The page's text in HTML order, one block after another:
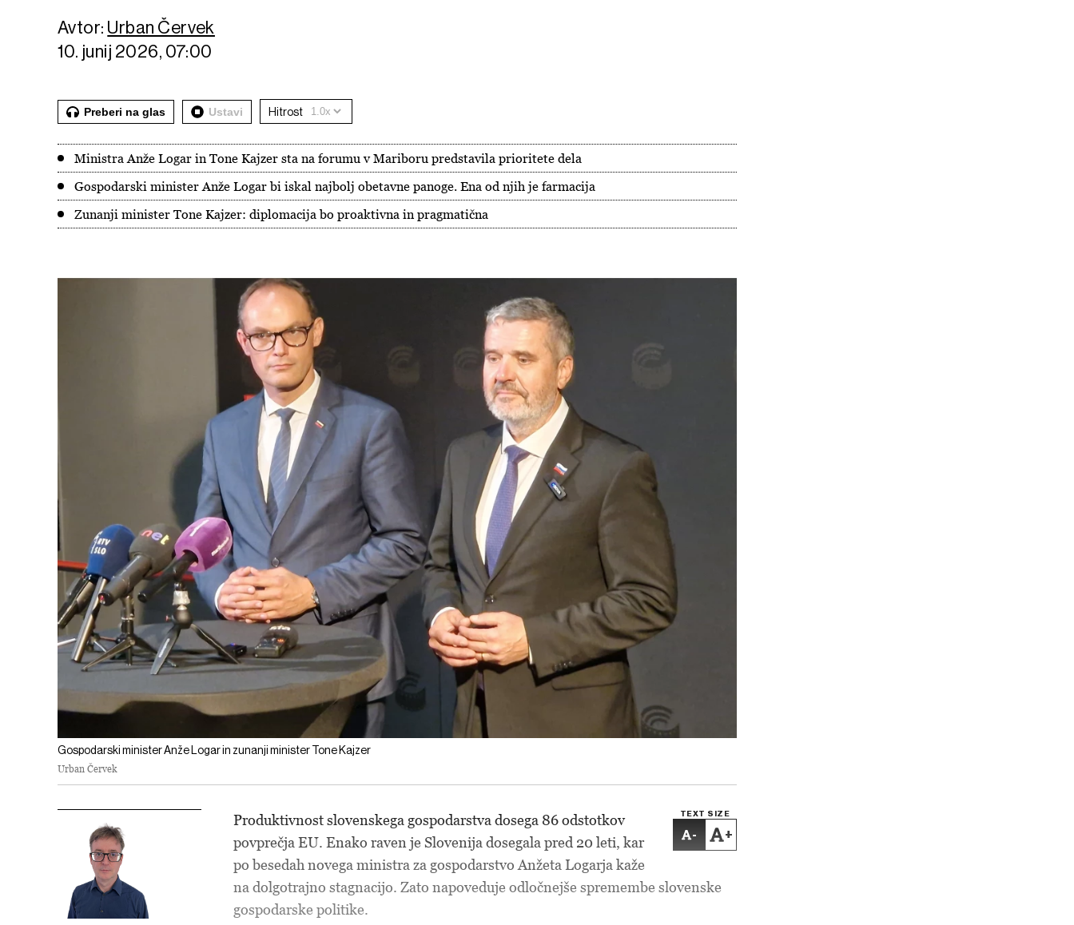
Avtor: Urban Červek
10. junij 2026, 07:00
Preberi na glas Ustavi Hitrost
Ministra Anže Logar in Tone Kajzer sta na forumu v Mariboru predstavila prioritete dela
Gospodarski minister Anže Logar bi iskal najbolj obetavne panoge. Ena od njih je farmacija
Zunanji minister Tone Kajzer: diplomacija bo proaktivna in pragmatična
Gospodarski minister Anže Logar in zunanji minister Tone Kajzer
Urban Červek
TEXT SIZE
- +
Produktivnost slovenskega gospodarstva dosega 86 odstotkov
povprečja EU. Enako raven je Slovenija dosegala pred 20 leti, kar
po besedah novega ministra za gospodarstvo Anžeta Logarja kaže
na dolgotrajno stagnacijo. Zato napoveduje odločnejše spremembe slovenske
gospodarske politike.